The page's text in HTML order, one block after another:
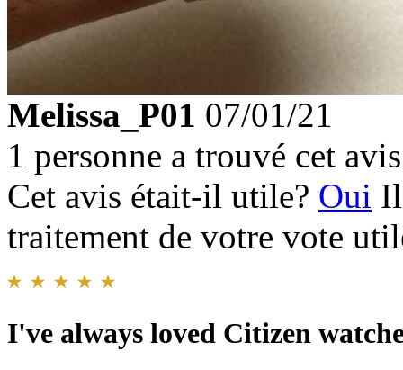
Melissa_P01 07/01/21
1 personne a trouvé cet
Cet avis était-il utile? Oui
traitement de votre vote
I've always loved Citizen